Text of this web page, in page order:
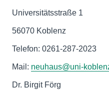
Universitätsstraße 1
56070 Koblenz
Telefon: 0261-287-2023
Mail: neuhaus@uni-
Dr. Birgit Förg